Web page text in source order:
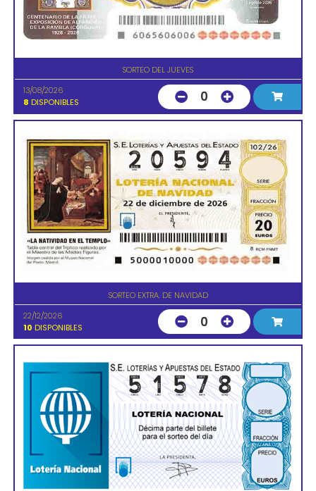
SORTEO DEL JUEVES
13/08/2026
8 DISPONIBLES 0
SORTEO EXTRA. DE NAVIDAD
22/12/2026
10 DISPONIBLES 0